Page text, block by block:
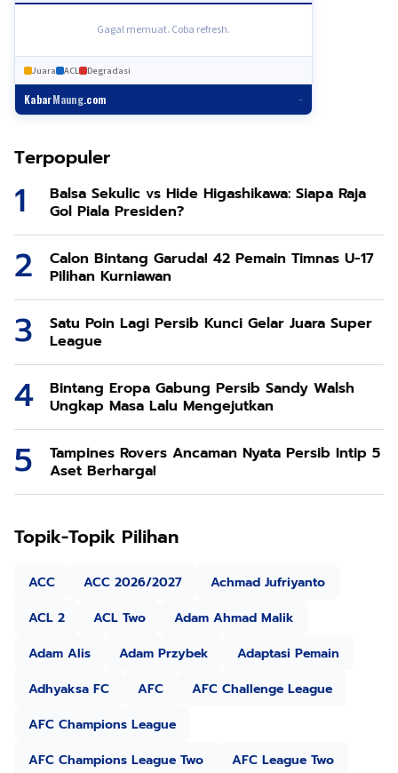
Gagal memuat. Coba refresh.
Juara ACL Degradasi
KabarMaung.com –
Terpopuler
Balsa Sekulic vs Hide Higashikawa: Siapa Raja
Gol Piala Presiden?
Calon Bintang Garuda! 42 Pemain Timnas U-17
Pilihan Kurniawan
Satu Poin Lagi Persib Kunci Gelar Juara Super
League
Bintang Eropa Gabung Persib Sandy Walsh
Ungkap Masa Lalu Mengejutkan
Tampines Rovers Ancaman Nyata Persib Intip 5
Aset Berharga!
Topik-Topik Pilihan
ACC ACC 2026/2027
Achmad Jufriyanto
ACL 2
ACL Two
Adam Ahmad Malik
Adam Alis
Adam Przybek
Adaptasi Pemain
Adhyaksa FC
AFC
AFC Challenge League
AFC Champions League
AFC Champions League Two
AFC League Two